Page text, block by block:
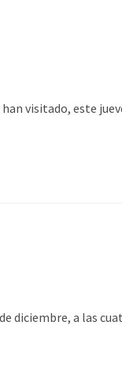
han visitado, este
diciembre, a las